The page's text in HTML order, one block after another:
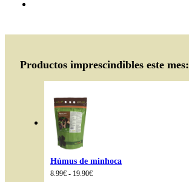
Productos imprescindibles este mes:
Húmus de minhoca
8.99€ - 19.90€Intervalo